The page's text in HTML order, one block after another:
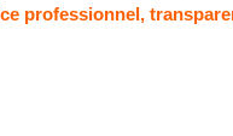
professionnel,